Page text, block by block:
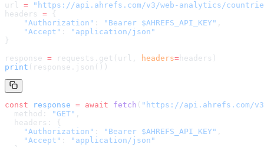
url = " https://api.ahrefs.com/v3/web-analytics/
headers = {
    "Authorization"
: "Bearer $AHREFS_API_KEY" ,
    "Accept"
:
"application/json"
}
response = requests.get(url, headers= headers )
print (response.json())
const response = await fetch ( " https://api.ahrefs.com/
  method:
"GET" ,
  headers: {
    "Authorization"
: "Bearer $AHREFS_API_KEY" ,
    "Accept"
:
"application/json"